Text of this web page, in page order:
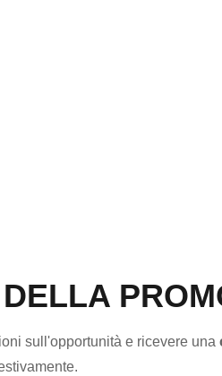
sull'opportunità e ricevere una